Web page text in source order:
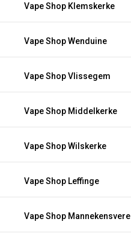
Vape Shop Klemskerke
Vape Shop Wenduine
Vape Shop Vlissegem
Vape Shop Middelkerke
Vape Shop Wilskerke
Vape Shop Leffinge
Vape Shop Mannekensvere